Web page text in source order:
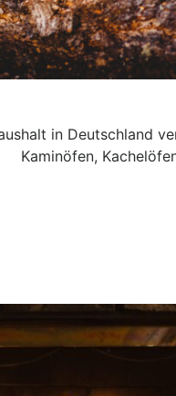
in Deutschland
Kaminöfen,